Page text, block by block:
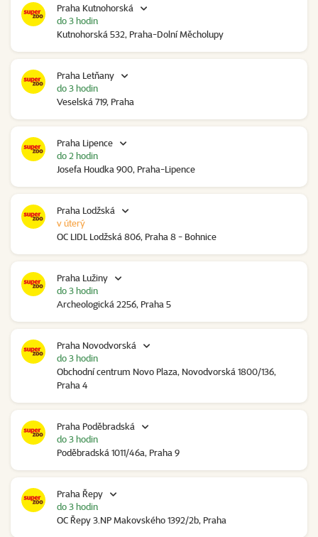
Praha Kutnohorská
Kutnohorská 532, Praha-Dolní Měcholupy
do 3 hodin
Praha Letňany
Veselská 719, Praha
do 3 hodin
Praha Lipence
Josefa Houdka 900, Praha-Lipence
do 2 hodin
Praha Lodžská
OC LIDL Lodžská 806, Praha 8 - Bohnice
v úterý
Praha Lužiny
Archeologická 2256, Praha 5
do 3 hodin
Praha Novodvorská
Obchodní centrum Novo Plaza, Novodvorská 1800/136,
Praha 4
do 3 hodin
Praha Poděbradská
Poděbradská 1011/46a, Praha 9
do 3 hodin
Praha Řepy
OC Řepy 3.NP Makovského 1392/2b, Praha
do 3 hodin